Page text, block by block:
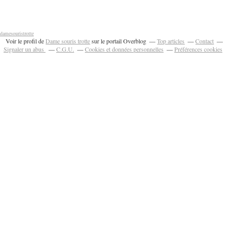
damesouristrotte
Voir le profil deDame souris trottesur le portail Overblog Top articles
Contact
Signaler un abus
C.G.U. Cookies et données personnelles Préférences cookies